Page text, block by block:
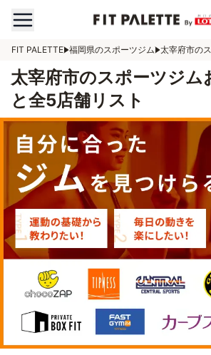
FIT PALETTE 福岡県のスポーツジム 太宰府市の
太宰府市のスポーツジム
と全5店舗リスト